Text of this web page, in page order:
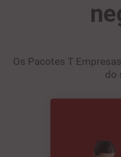
Os Pacotes T
do